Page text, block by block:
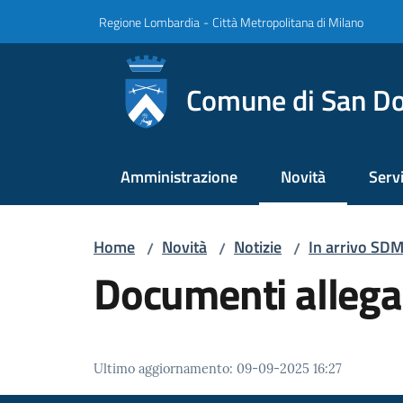
Regione Lombardia -Città Metropolitana di Milano
Comune di San
Amministrazione Novità
Menu selezionato
Home / Novità / Notizie / In arrivo
Documenti
Ultimo aggiornamento: 09-09-2025 16:27